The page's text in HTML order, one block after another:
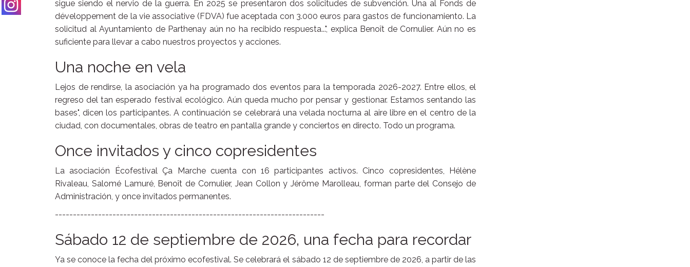
sigue siendo el nervio de la guerra. En 2025 se presentaron dos solicitudes de subvención. Una al Fonds de
développement de la vie associative (FDVA) fue aceptada con 3.000 euros para gastos de funcionamiento. La
solicitud al Ayuntamiento de Parthenay aún no ha recibido respuesta...", explica Benoît de Cornulier. Aún no es
suficiente para llevar a cabo nuestros proyectos y acciones.
Una noche en vela
Lejos de rendirse, la asociación ya ha programado dos eventos para la temporada 2026-2027. Entre ellos, el
regreso del tan esperado festival ecológico. Aún queda mucho por pensar y gestionar. Estamos sentando las
bases", dicen los participantes. A continuación se celebrará una velada nocturna al aire libre en el centro de la
ciudad, con documentales, obras de teatro en pantalla grande y conciertos en directo. Todo un programa.
Once invitados y cinco copresidentes
La asociación Écofestival Ça Marche cuenta con 16 participantes activos. Cinco copresidentes, Hélène
Rivaleau, Salomé Lamuré, Benoît de Cornulier, Jean Collon y Jérôme Marolleau, forman parte del Consejo de
Administración, y once invitados permanentes.
---------------------------------------------------------------------------
Sábado 12 de septiembre de 2026, una fecha para recordar
Ya se conoce la fecha del próximo ecofestival. Se celebrará el sábado 12 de septiembre de 2026, a partir de las